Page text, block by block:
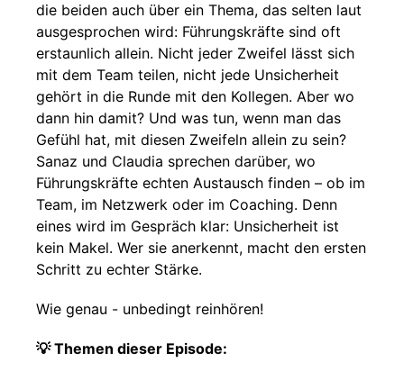
die beiden auch über ein Thema, das selten laut
ausgesprochen wird: Führungskräfte sind oft
erstaunlich allein. Nicht jeder Zweifel lässt sich
mit dem Team teilen, nicht jede Unsicherheit
gehört in die Runde mit den Kollegen. Aber wo
dann hin damit? Und was tun, wenn man das
Gefühl hat, mit diesen Zweifeln allein zu sein?
Sanaz und Claudia sprechen darüber, wo
Führungskräfte echten Austausch finden – ob im
Team, im Netzwerk oder im Coaching. Denn
eines wird im Gespräch klar: Unsicherheit ist
kein Makel. Wer sie anerkennt, macht den ersten
Schritt zu echter Stärke.
Wie genau - unbedingt reinhören!
💡 Themen dieser Episode: